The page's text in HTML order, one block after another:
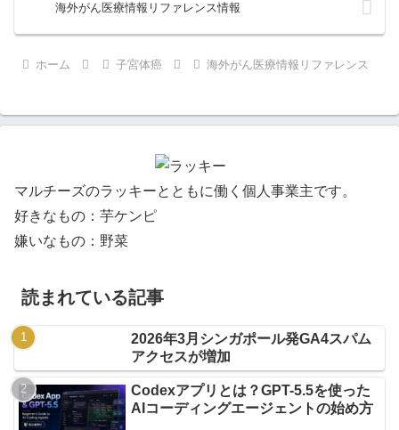
海外がん医療情報リファレンス情報
ホーム 子宮体癌 海外がん医療情報リファレンス
マルチーズのラッキーとともに働く個人事業主です。
好きなもの：芋ケンピ
嫌いなもの：野菜
読まれている記事
2026年3月シンガポール発GA4スパム
アクセスが増加
Codexアプリとは？GPT-5.5を使った
AIコーディングエージェントの始め方